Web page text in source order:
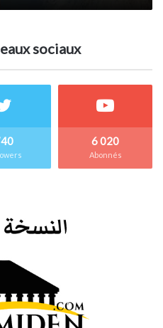
sociaux
6 020
Abonnés